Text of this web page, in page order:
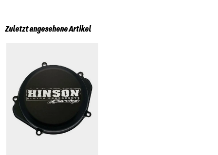
Zuletzt angesehene Artikel